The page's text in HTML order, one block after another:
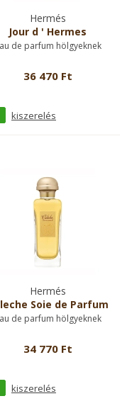
Hermés
Jour d ' Hermes
de parfum hölgyeknek
36 470 Ft
kiszerelés
Hermés
Soie de Parfum
de parfum hölgyeknek
34 770 Ft
kiszerelés